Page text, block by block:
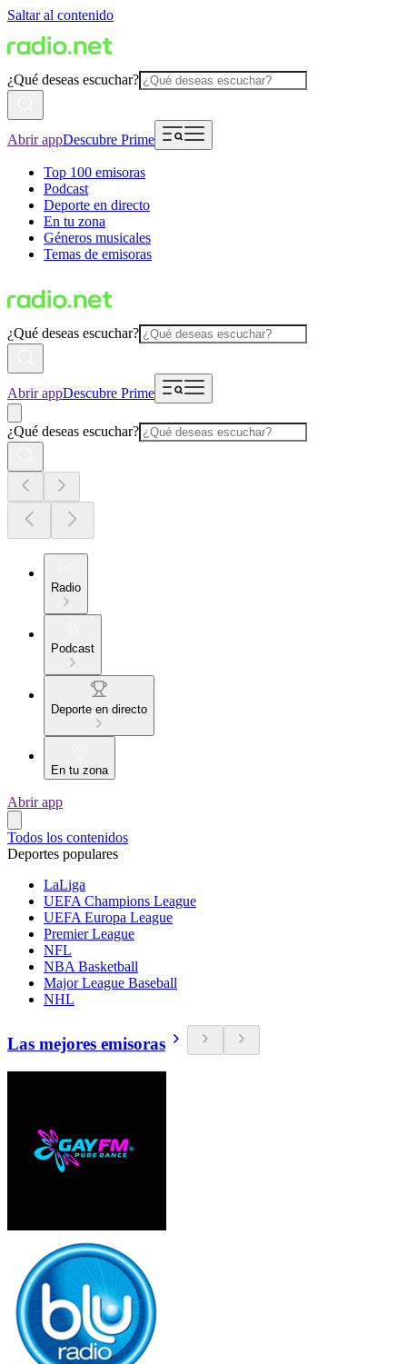
Saltar al contenido
¿Qué deseas escuchar?
Abrir appDescubre Prime
Top 100 emisoras
Podcast
Deporte en directo
En tu zona
Géneros musicales
Temas de emisoras
¿Qué deseas escuchar?
Abrir appDescubre Prime
¿Qué deseas escuchar?
Radio
Podcast
Deporte en directo
En tu zona
Abrir app
Todos los contenidos
Deportes populares
LaLiga
UEFA Champions League
UEFA Europa League
Premier League
NFL
NBA Basketball
Major League Baseball
NHL
Las mejores emisoras